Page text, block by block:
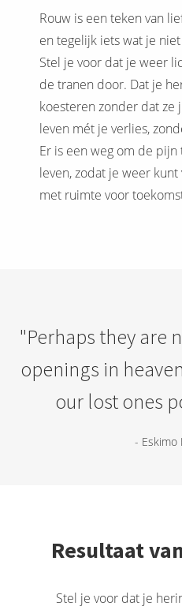
Rouw is een teken van
en tegelijk iets wat je
Stel je voor dat je weer
de tranen door. Dat je
koesteren zonder dat ze
leven mét je verlies,
Er is een weg om de
leven, zodat je weer
met ruimte voor
"Perhaps they are
openings in
our lost ones
- Eskimo
Resultaat
Stel je voor dat je